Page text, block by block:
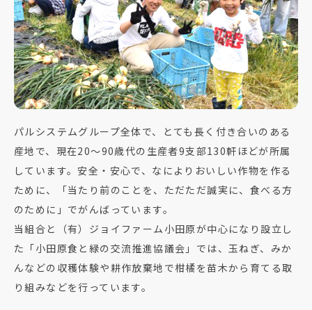
パルシステムグループ全体で、とても長く付き合いのある
産地で、現在20～90歳代の生産者9支部130軒ほどが所属
しています。安全・安心で、なによりおいしい作物を作る
ために、「当たり前のことを、ただただ誠実に、食べる方
のために」でがんばっています。
当組合と（有）ジョイファーム小田原が中心になり設立し
た「小田原食と緑の交流推進協議会」では、玉ねぎ、みか
んなどの収穫体験や耕作放棄地で柑橘を苗木から育てる取
り組みなどを行っています。